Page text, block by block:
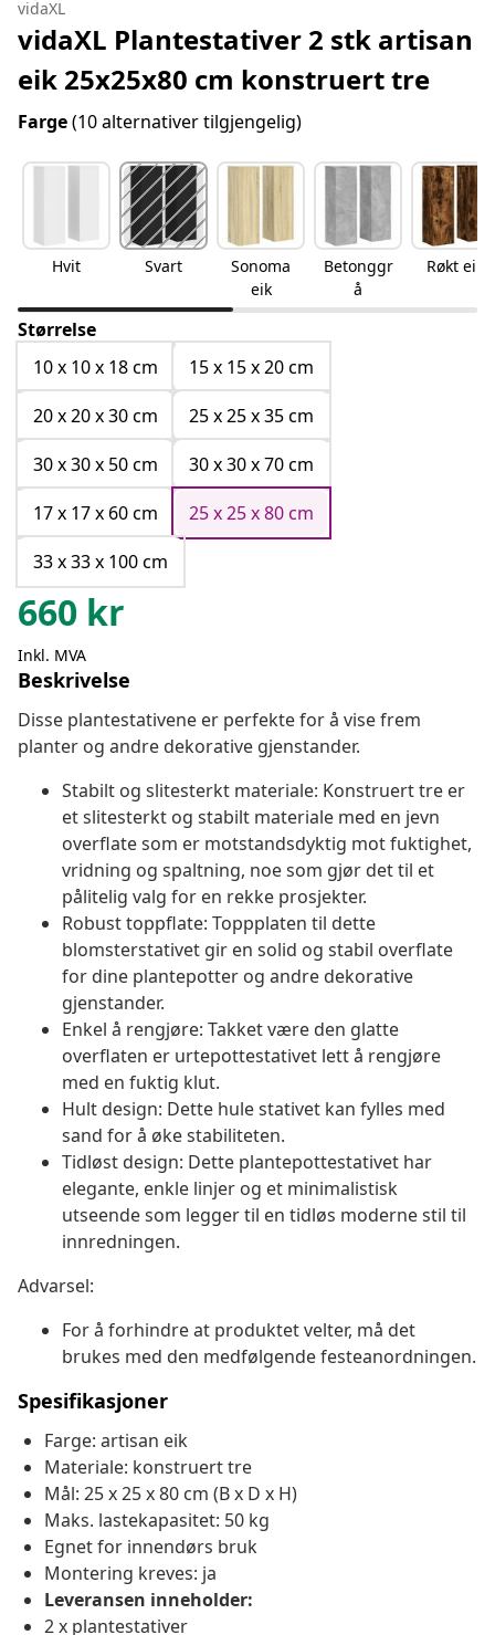
vidaXL
vidaXL Plantestativer 2 stk artisan
eik 25x25x80 cm konstruert tre
Farge(10 alternativer tilgjengelig)
Hvit Svart
Sonoma
eik
Betonggr
å
Røkt eik
Størrelse
10 x 10 x 18 cm
15 x 15 x 20 cm
20 x 20 x 30 cm
25 x 25 x 35 cm
30 x 30 x 50 cm
30 x 30 x 70 cm
17 x 17 x 60 cm
25 x 25 x 80 cm
33 x 33 x 100 cm
660 kr
Inkl. MVA
Beskrivelse
Disse plantestativene er perfekte for å vise frem
planter og andre dekorative gjenstander.
Stabilt og slitesterkt materiale: Konstruert tre er
et slitesterkt og stabilt materiale med en jevn
overflate som er motstandsdyktig mot fuktighet,
vridning og spaltning, noe som gjør det til et
pålitelig valg for en rekke prosjekter.
Robust toppflate: Toppplaten til dette
blomsterstativet gir en solid og stabil overflate
for dine plantepotter og andre dekorative
gjenstander.
Enkel å rengjøre: Takket være den glatte
overflaten er urtepottestativet lett å rengjøre
med en fuktig klut.
Hult design: Dette hule stativet kan fylles med
sand for å øke stabiliteten.
Tidløst design: Dette plantepottestativet har
elegante, enkle linjer og et minimalistisk
utseende som legger til en tidløs moderne stil til
innredningen.
Advarsel:
For å forhindre at produktet velter, må det
brukes med den medfølgende festeanordningen.
Spesifikasjoner
Farge: artisan eik
Materiale: konstruert tre
Mål: 25 x 25 x 80 cm (B x D x H)
Maks. lastekapasitet: 50 kg
Egnet for innendørs bruk
Montering kreves: ja
Leveransen inneholder:
2 x plantestativer